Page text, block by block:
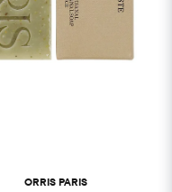
ORRIS PARIS